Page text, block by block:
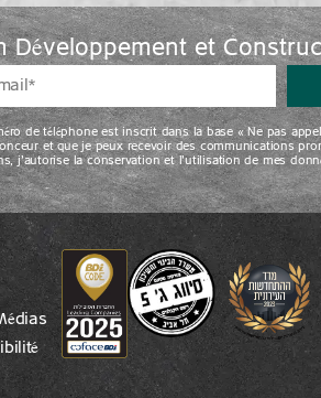
Développement et
de téléphone est inscrit dans la base « Ne pas
et que je peux recevoir des communications
j’autorise la conservation et l’utilisation de mes